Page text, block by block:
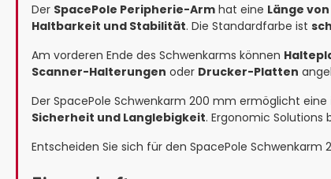
Der SpacePole Peripherie-Arm hat eine Länge
Haltbarkeit und Stabilität. Die Standardfarbe ist
Am vorderen Ende des Schwenkarms können
Scanner-Halterungen oder Drucker-Platten
Der SpacePole Schwenkarm 200 mm ermöglicht eine
Sicherheit und Langlebigkeit. Ergonomic Solutions
Entscheiden Sie sich für den SpacePole